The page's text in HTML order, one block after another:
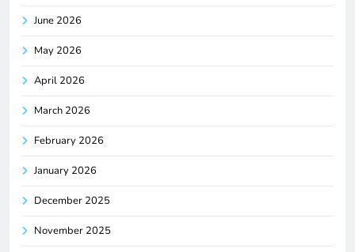
June 2026
May 2026
April 2026
March 2026
February 2026
January 2026
December 2025
November 2025